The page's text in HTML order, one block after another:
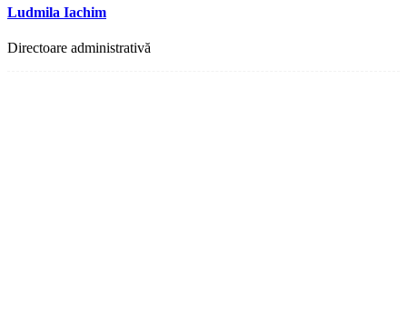
Ludmila Iachim
Directoare administrativă